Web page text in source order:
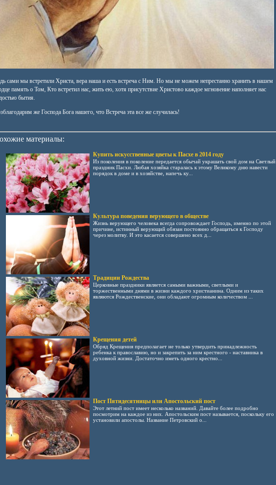
сами мы встретили Христа, вера наша и есть встреча с Ним. Но мы не можем непрестанно хранить в нашем
память о Том, Кто встретил нас, жить ею, хотя присутствие Христово каждое мгновение наполняет нас
бытия.
же Господа Бога нашего, что Встреча эта все же случилась!
материалы:
Купить искусственные цветы к Пасхе в 2014 году
Из поколения в поколение передается обычай украшать свой дом на Светлый
праздник Пасхи. Любая хозяйка старалась к этому Великому дню навести
порядок в доме и в хозяйстве, напечь ку...
Культура поведения верующего в обществе
Жизнь верующего человека всегда сопровождает Господь, именно по этой
причине, истинный верующий обязан постоянно обращаться к Господу
через молитву. И это касается совершено всех д...
Традиции Рождества
Церковные праздники является самыми важными, светлыми и
торжественными днями в жизни каждого христианина. Одним из таких
являются Рождественские, они обладают огромным количеством ...
Крещения детей
Обряд Крещения предполагает не только утвердить принадлежность
ребенка к православию, но и закрепить за ним крестного - наставника в
духовной жизни. Достаточно иметь одного крестно...
Пост Пятидесятницы или Апостольский пост
Этот летний пост имеет несколько названий. Давайте более подробно
посмотрим на каждое из них. Апостольским пост называется, поскольку его
установили апостолы. Название Петровский о...